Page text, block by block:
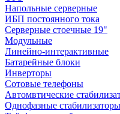
Напольные серверные
ИБП постоянного тока
Серверные стоечные 19"
Модульные
Линейно-интерактивные
Батарейные блоки
Инверторы
Сотовые телефоны
Автомвтические
Однофазные